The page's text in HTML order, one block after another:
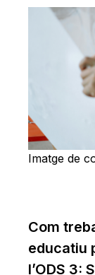
Imatge de
Com
educatiu
l’ODS 3: